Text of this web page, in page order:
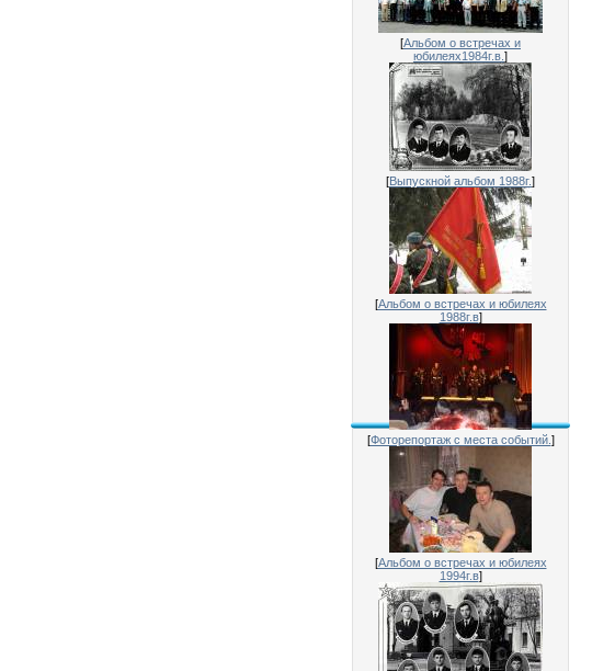
[Альбом о встречах и
юбилеях1984г.в. ]
[Выпускной альбом 1988г.]
[Альбом о встречах и юбилеях
1988г.в]
[Фоторепортаж с места событий. ]
[Альбом о встречах и юбилеях
1994г.в]